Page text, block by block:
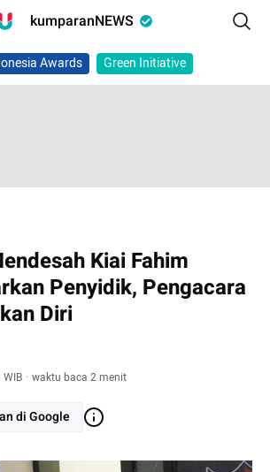
kumparanNEWS
Awards Green Initiative
Kiai Fahim
Penyidik, Pengacara
Diri
· waktu baca 2 menit
di Google